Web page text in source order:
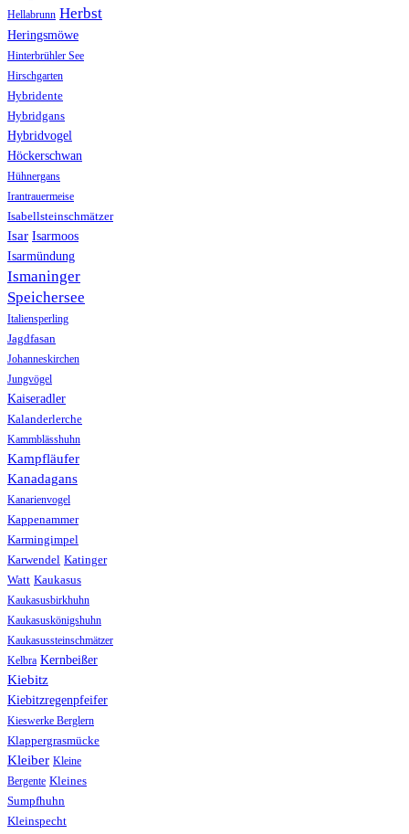
Hellabrunn Herbst
Heringsmöwe
Hinterbrühler See
Hirschgarten
Hybridente
Hybridgans
Hybridvogel
Höckerschwan
Hühnergans
Irantrauermeise
Isabellsteinschmätzer
Isar Isarmoos
Isarmündung
Ismaninger
Speichersee
Italiensperling
Jagdfasan
Johanneskirchen
Jungvögel
Kaiseradler
Kalanderlerche
Kammblässhuhn
Kampfläufer
Kanadagans
Kanarienvogel
Kappenammer
Karmingimpel
Karwendel Katinger
Watt Kaukasus
Kaukasusbirkhuhn
Kaukasuskönigshuhn
Kaukasussteinschmätzer
Kelbra Kernbeißer
Kiebitz
Kiebitzregenpfeifer
Kieswerke Berglern
Klappergrasmücke
Kleiber Kleine
Bergente Kleines
Sumpfhuhn
Kleinspecht